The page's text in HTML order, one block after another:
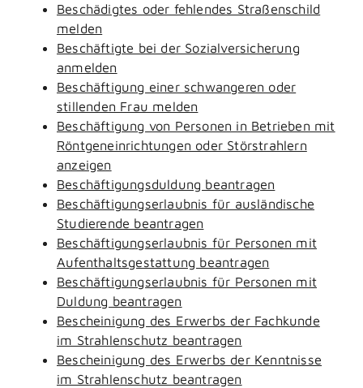
Beschädigtes oder fehlendes Straßenschild
melden
Beschäftigte bei der Sozialversicherung
anmelden
Beschäftigung einer schwangeren oder
stillenden Frau melden
Beschäftigung von Personen in Betrieben mit
Röntgeneinrichtungen oder Störstrahlern
anzeigen
Beschäftigungsduldung beantragen
Beschäftigungserlaubnis für ausländische
Studierende beantragen
Beschäftigungserlaubnis für Personen mit
Aufenthaltsgestattung beantragen
Beschäftigungserlaubnis für Personen mit
Duldung beantragen
Bescheinigung des Erwerbs der Fachkunde
im Strahlenschutz beantragen
Bescheinigung des Erwerbs der Kenntnisse
im Strahlenschutz beantragen